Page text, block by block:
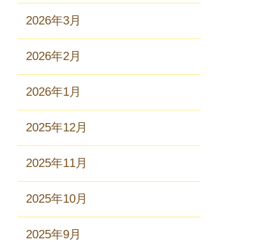
2026年3月
2026年2月
2026年1月
2025年12月
2025年11月
2025年10月
2025年9月